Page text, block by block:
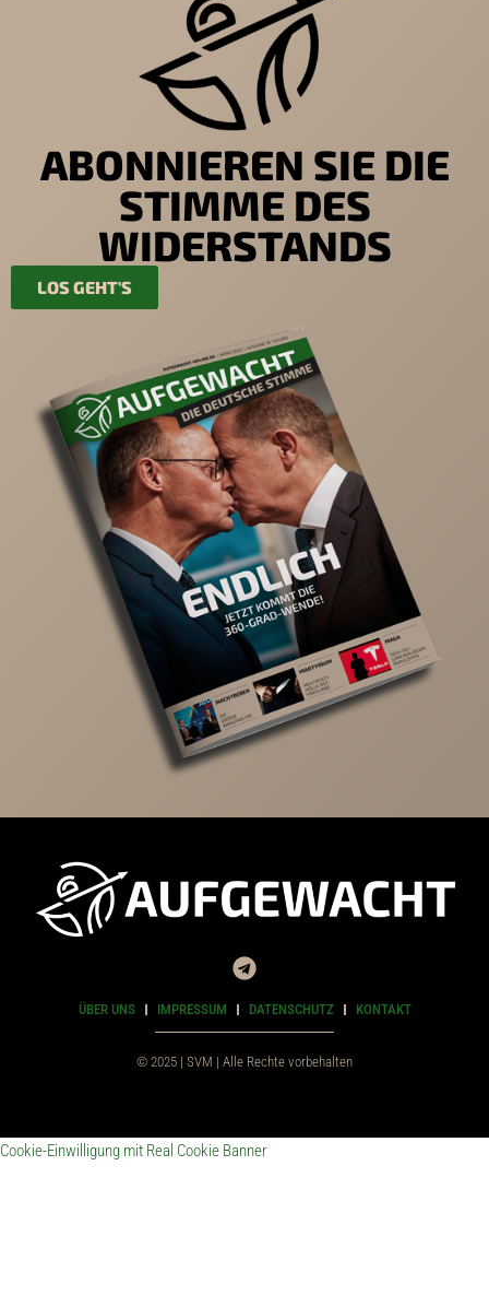
ABONNIEREN SIE DIE
STIMME DES
WIDERSTANDS
LOS GEHT'S
ÜBER UNS IMPRESSUM DATENSCHUTZ KONTAKT
© 2025 | SVM | Alle Rechte vorbehalten
Cookie-Einwilligung mit Real Cookie Banner